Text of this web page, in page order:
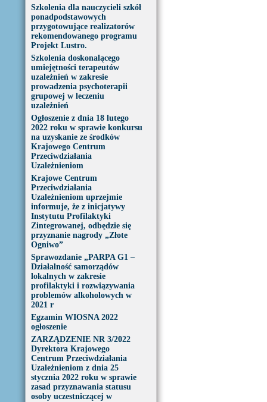
Szkolenia dla nauczycieli szkół
ponadpodstawowych
przygotowujące realizatorów
rekomendowanego programu
Projekt Lustro.
Szkolenia doskonalącego
umiejętności terapeutów
uzależnień w zakresie
prowadzenia psychoterapii
grupowej w leczeniu
uzależnień
Ogłoszenie z dnia 18 lutego
2022 roku w sprawie konkursu
na uzyskanie ze środków
Krajowego Centrum
Przeciwdziałania
Uzależnieniom
Krajowe Centrum
Przeciwdziałania
Uzależnieniom uprzejmie
informuje, że z inicjatywy
Instytutu Profilaktyki
Zintegrowanej, odbędzie się
przyznanie nagrody „Złote
Ogniwo”
Sprawozdanie „PARPA G1 –
Działalność samorządów
lokalnych w zakresie
profilaktyki i rozwiązywania
problemów alkoholowych w
2021 r
Egzamin WIOSNA 2022
ogłoszenie
ZARZĄDZENIE NR 3/2022
Dyrektora Krajowego
Centrum Przeciwdziałania
Uzależnieniom z dnia 25
stycznia 2022 roku w sprawie
zasad przyznawania statusu
osoby uczestniczącej w